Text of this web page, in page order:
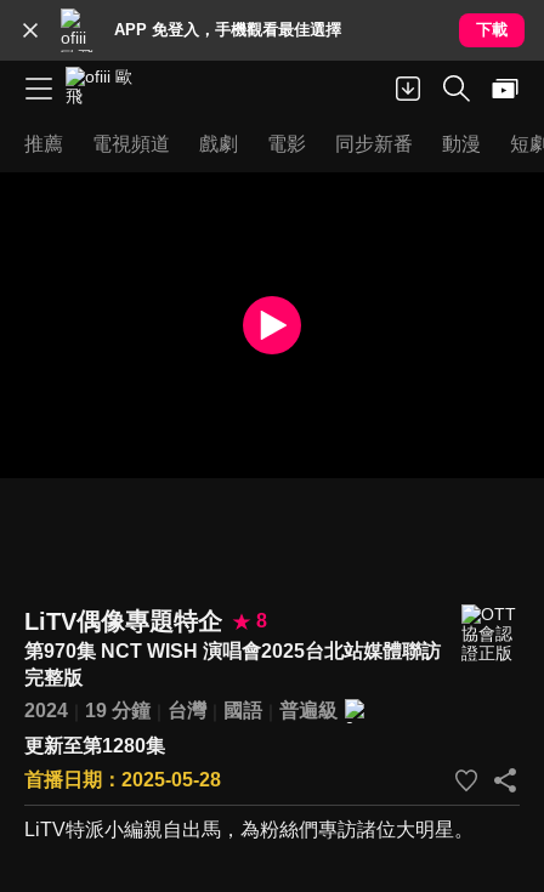
APP 免登入，手機觀看最佳選擇 下載
推薦 電視頻道 戲劇 電影 同步新番 動漫 短
LiTV偶像專題特企
8
第970集 NCT WISH 演唱會2025台北站媒體聯訪
完整版
2024
19 分鐘 台灣 國語
普遍級
更新至第1280集
首播日期：2025-05-28
LiTV特派小編親自出馬，為粉絲們專訪諸位大明星。